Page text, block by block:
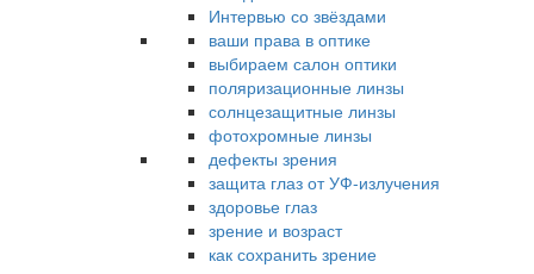
Интервью со звёздами
ваши права в оптике
выбираем салон оптики
поляризационные линзы
солнцезащитные линзы
фотохромные линзы
дефекты зрения
защита глаз от УФ-излучения
здоровье глаз
зрение и возраст
как сохранить зрение